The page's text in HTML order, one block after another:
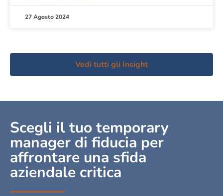
27 Agosto 2024
Vedi tutti gli Insight
Scegli il tuo temporary
manager di fiducia per
affrontare una sfida
aziendale critica